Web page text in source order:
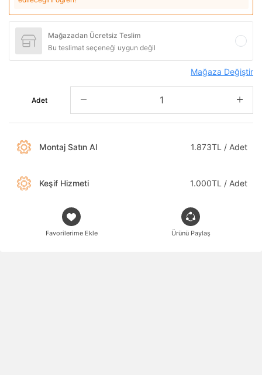
Mağazadan Ücretsiz Teslim
Bu teslimat seçeneği uygun değil
Mağaza Değiştir
Adet
Montaj Satın Al 1.873TL / Adet
Keşif Hizmeti 1.000TL / Adet
Favorilerime Ekle Ürünü Paylaş